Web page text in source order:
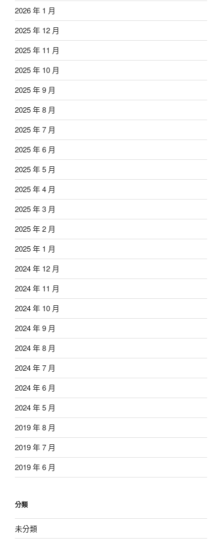
2026 年 1 月
2025 年 12 月
2025 年 11 月
2025 年 10 月
2025 年 9 月
2025 年 8 月
2025 年 7 月
2025 年 6 月
2025 年 5 月
2025 年 4 月
2025 年 3 月
2025 年 2 月
2025 年 1 月
2024 年 12 月
2024 年 11 月
2024 年 10 月
2024 年 9 月
2024 年 8 月
2024 年 7 月
2024 年 6 月
2024 年 5 月
2019 年 8 月
2019 年 7 月
2019 年 6 月
分類
未分類